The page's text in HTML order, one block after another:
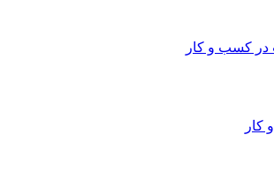
کسب و کار
کار